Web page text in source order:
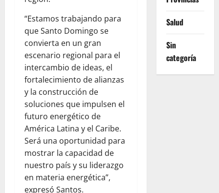
“Estamos trabajando para
que Santo Domingo se
convierta en un gran
escenario regional para el
intercambio de ideas, el
fortalecimiento de alianzas
y la construcción de
soluciones que impulsen el
futuro energético de
América Latina y el Caribe.
Será una oportunidad para
mostrar la capacidad de
nuestro país y su liderazgo
en materia energética”,
expresó Santos.
Salud
Sin
categoría